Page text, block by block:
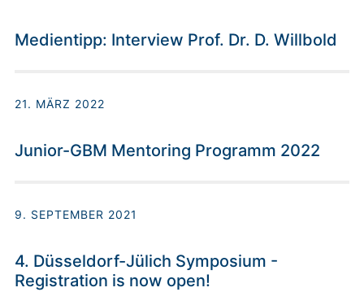
Medientipp: Interview Prof. Dr. D. Willbold
21. MÄRZ 2022
Junior-GBM Mentoring Programm 2022
9. SEPTEMBER 2021
4. Düsseldorf-Jülich Symposium -
Registration is now open!